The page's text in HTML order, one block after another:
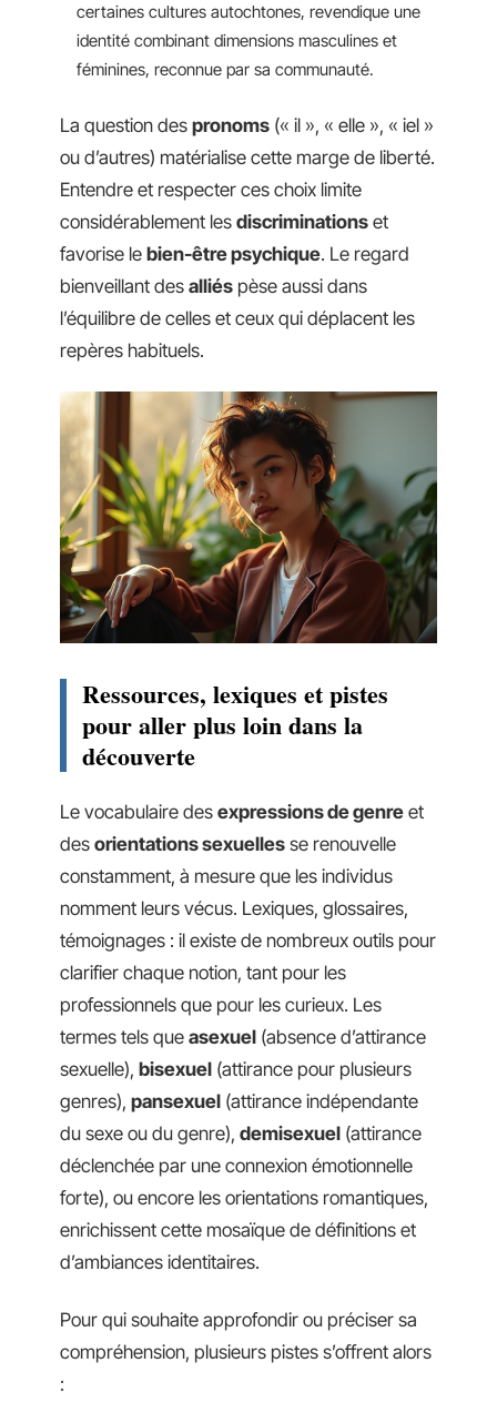
certaines cultures autochtones, revendique une
identité combinant dimensions masculines et
féminines, reconnue par sa communauté.
La question des pronoms (« il », « elle », « iel »
ou d’autres) matérialise cette marge de liberté.
Entendre et respecter ces choix limite
considérablement les discriminations et
favorise le bien-être psychique. Le regard
bienveillant des alliés pèse aussi dans
l’équilibre de celles et ceux qui déplacent les
repères habituels.
Ressources, lexiques et pistes
pour aller plus loin dans la
découverte
Le vocabulaire des expressions de genre et
des orientations sexuelles se renouvelle
constamment, à mesure que les individus
nomment leurs vécus. Lexiques, glossaires,
témoignages : il existe de nombreux outils pour
clarifier chaque notion, tant pour les
professionnels que pour les curieux. Les
termes tels que asexuel (absence d’attirance
sexuelle), bisexuel (attirance pour plusieurs
genres), pansexuel (attirance indépendante
du sexe ou du genre), demisexuel (attirance
déclenchée par une connexion émotionnelle
forte), ou encore les orientations romantiques,
enrichissent cette mosaïque de définitions et
d’ambiances identitaires.
Pour qui souhaite approfondir ou préciser sa
compréhension, plusieurs pistes s’offrent alors
: